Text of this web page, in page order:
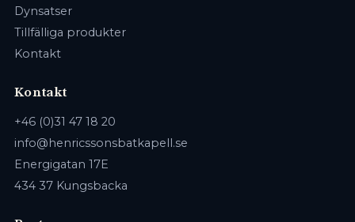
Dynsatser
Tillfälliga produkter
Kontakt
Kontakt
+46 (0)31 47 18 20
info@henricssonsbatkapell.se
Energigatan 17E
434 37 Kungsbacka